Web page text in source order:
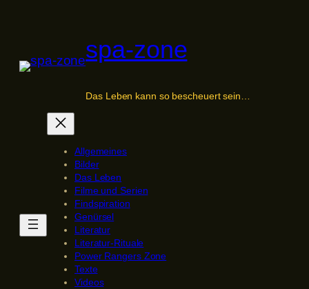
spa-zone
Das Leben kann so bescheuert sein…
Allgemeines
Bilder
Das Leben
Filme und Serien
Findspiration
Genürsel
Literatur
Literatur-Rituale
Power Rangers Zone
Texte
Videos